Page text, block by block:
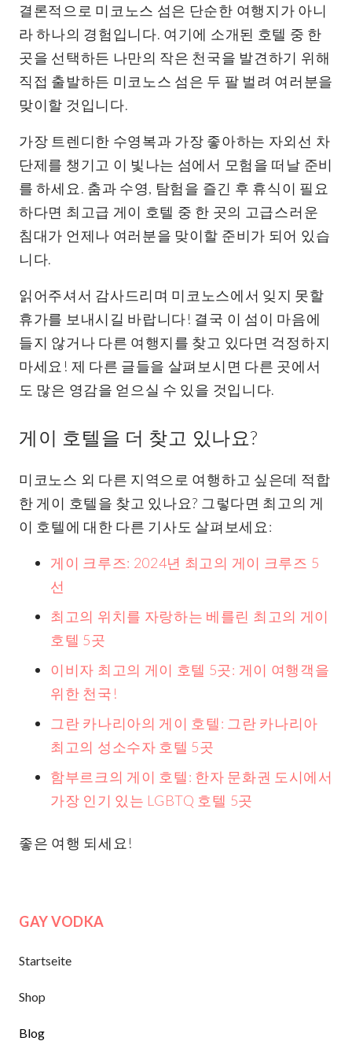
결론적으로 미코노스 섬은 단순한 여행지가 아니
라 하나의 경험입니다. 여기에 소개된 호텔 중 한
곳을 선택하든 나만의 작은 천국을 발견하기 위해
직접 출발하든 미코노스 섬은 두 팔 벌려 여러분을
맞이할 것입니다.
가장 트렌디한 수영복과 가장 좋아하는 자외선 차
단제를 챙기고 이 빛나는 섬에서 모험을 떠날 준비
를 하세요. 춤과 수영, 탐험을 즐긴 후 휴식이 필요
하다면 최고급 게이 호텔 중 한 곳의 고급스러운
침대가 언제나 여러분을 맞이할 준비가 되어 있습
니다.
읽어주셔서 감사드리며 미코노스에서 잊지 못할
휴가를 보내시길 바랍니다! 결국 이 섬이 마음에
들지 않거나 다른 여행지를 찾고 있다면 걱정하지
마세요! 제 다른 글들을 살펴보시면 다른 곳에서
도 많은 영감을 얻으실 수 있을 것입니다.
게이 호텔을 더 찾고 있나요?
미코노스 외 다른 지역으로 여행하고 싶은데 적합
한 게이 호텔을 찾고 있나요? 그렇다면 최고의 게
이 호텔에 대한 다른 기사도 살펴보세요:
게이 크루즈: 2024년 최고의 게이 크루즈 5
선
최고의 위치를 자랑하는 베를린 최고의 게이
호텔 5곳
이비자 최고의 게이 호텔 5곳: 게이 여행객을
위한 천국!
그란 카나리아의 게이 호텔: 그란 카나리아
최고의 성소수자 호텔 5곳
함부르크의 게이 호텔: 한자 문화권 도시에서
가장 인기 있는 LGBTQ 호텔 5곳
좋은 여행 되세요!
GAY VODKA
Startseite
Shop
Blog